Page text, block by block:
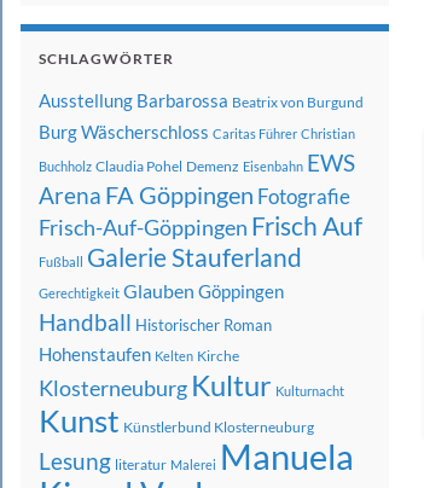
SCHLAGWÖRTER
Ausstellung Barbarossa Beatrix von Burgund
Burg Wäscherschloss Caritas Führer Christian
Buchholz Claudia Pohel Demenz Eisenbahn EWS
Arena FA Göppingen Fotografie
Frisch-Auf-Göppingen Frisch Auf
Fußball Galerie Stauferland
Gerechtigkeit Glauben Göppingen
Handball Historischer Roman
Hohenstaufen Kelten Kirche
Klosterneuburg Kultur Kulturnacht
Kunst Künstlerbund Klosterneuburg
Lesung literatur Malerei Manuela